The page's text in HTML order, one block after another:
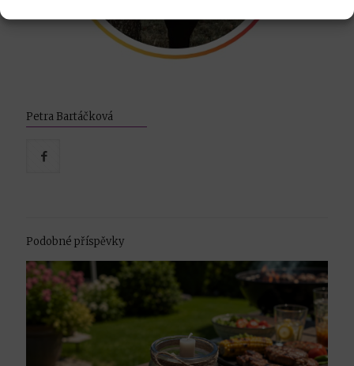
Petra Bartáčková
Podobné příspěvky